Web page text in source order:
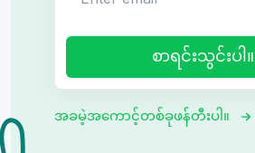
စာရင်းသွင်းပါ။
အခမဲ့အကောင့်တစ်ခုဖန်တီးပါ။